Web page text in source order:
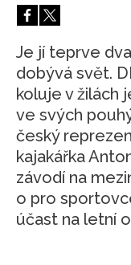
HOME
Je jí teprve
dobývá svět.
koluje v žilách
ve svých
český
kajakářka
závodí na
o pro
účast na letní